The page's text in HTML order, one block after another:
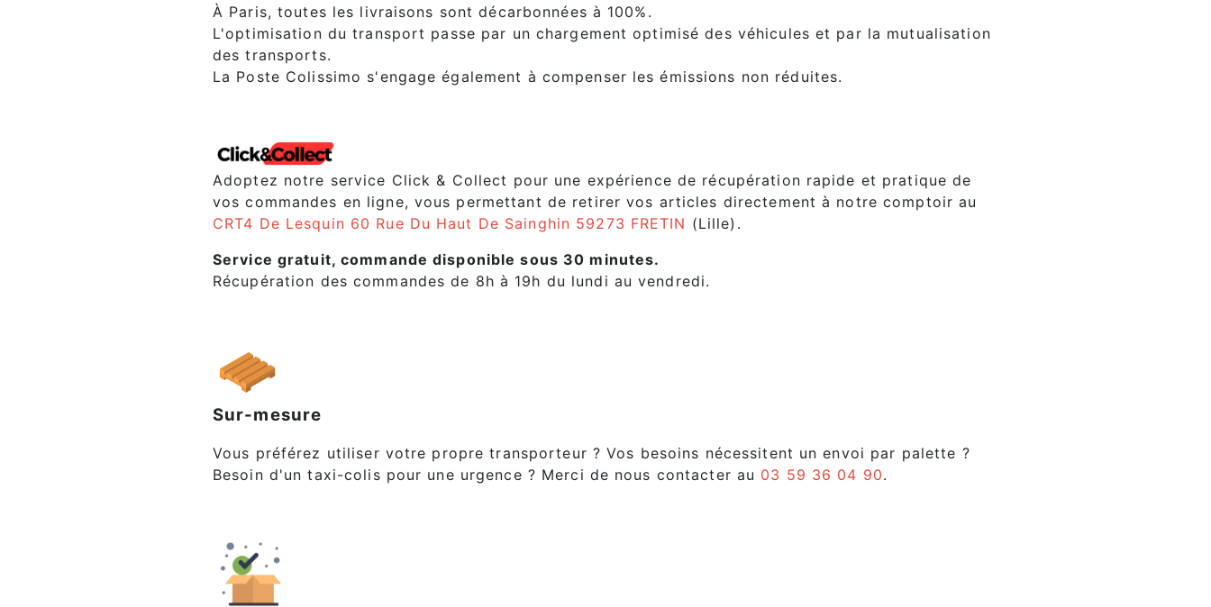
À Paris, toutes les livraisons sont décarbonnées à 100%.
L'optimisation du transport passe par un chargement optimisé des véhicules et par la mutualisation
des transports.
La Poste Colissimo s'engage également à compenser les émissions non réduites.
Adoptez notre service Click & Collect pour une expérience de récupération rapide et pratique de
vos commandes en ligne, vous permettant de retirer vos articles directement à notre comptoir au
CRT4 De Lesquin 60 Rue Du Haut De Sainghin 59273 FRETIN (Lille).
Service gratuit, commande disponible sous 30 minutes.
Récupération des commandes de 8h à 19h du lundi au vendredi.
Sur-mesure
Vous préférez utiliser votre propre transporteur ? Vos besoins nécessitent un envoi par palette ?
Besoin d'un taxi-colis pour une urgence ? Merci de nous contacter au 03 59 36 04 90.